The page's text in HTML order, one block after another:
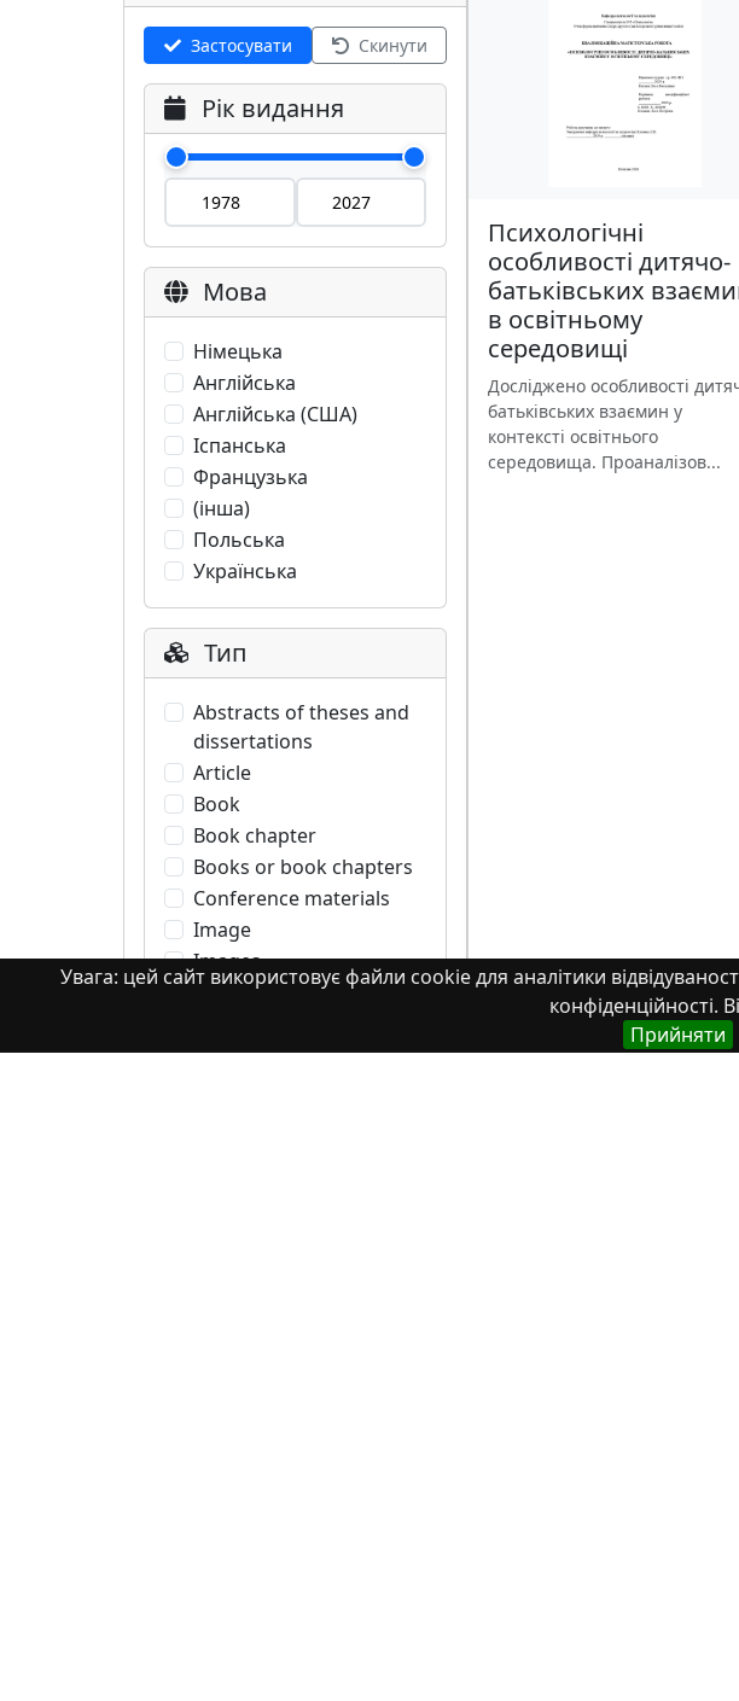
Увага: цей сайт використовує файли cookie для аналітики
конфіденційності.
Прийняти
Застосувати Скинути
Рік видання
Мова
Німецька
Англійська
Англійська (США)
Іспанська
Французька
(інша)
Польська
Українська
Тип
Abstracts of theses and
dissertations
Article
Book
Book chapter
Books or book chapters
Conference materials
Image
Images
Learning Object
Monograph. Books or
Психологічні
особливості дитячо-
батьківських
в освітньому
середовищі
Досліджено особливості
батьківських взаємин у
контексті освітнього
середовища. Проаналізов...